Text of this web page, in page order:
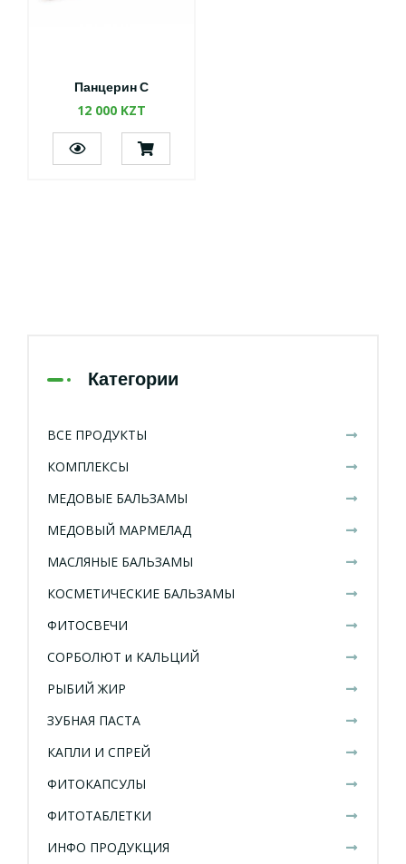
Панцерин С
12 000 KZT
Категории
ВСЕ ПРОДУКТЫ
КОМПЛЕКСЫ
МЕДОВЫЕ БАЛЬЗАМЫ
МЕДОВЫЙ МАРМЕЛАД
МАСЛЯНЫЕ БАЛЬЗАМЫ
КОСМЕТИЧЕСКИЕ БАЛЬЗАМЫ
ФИТОСВЕЧИ
СОРБОЛЮТ и КАЛЬЦИЙ
РЫБИЙ ЖИР
ЗУБНАЯ ПАСТА
КАПЛИ И СПРЕЙ
ФИТОКАПСУЛЫ
ФИТОТАБЛЕТКИ
ИНФО ПРОДУКЦИЯ